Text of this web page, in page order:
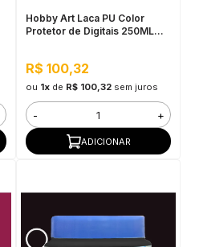
Hobby Art Laca PU Color
Protetor de Digitais 250ML
R$ 100,32
ou 1xde R$ 100,32 sem juros
- +
ADICIONAR